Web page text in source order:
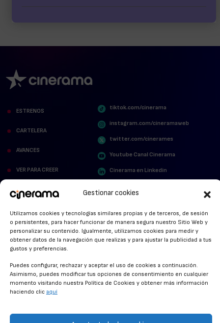
Gestionar cookies
Utilizamos cookies y tecnologías similares propias y de terceros, de sesión
o persistentes, para hacer funcionar de manera segura nuestro Sitio Web y
personalizar su contenido. Igualmente, utilizamos cookies para medir y
obtener datos de la navegación que realizas y para ajustar la publicidad a tus
gustos y preferencias.
Puedes configurar, rechazar y aceptar el uso de cookies a continuación.
Asimismo, puedes modificar tus opciones de consentimiento en cualquier
momento visitando nuestra Política de Cookies y obtener más información
haciendo clic aquí
ESTRENOS
CARTELERA
AVANCES
VER PARA CREER
MIRA QUIÉN HABLA
ALFOMBRA ROJA
ANUNCIOS DE CINE
tiktok.com/cinerama
instagram.com/cineramaweb
twitter.com/cinerames
Youtube Canal Cinerama
Cinerama en Linkedin